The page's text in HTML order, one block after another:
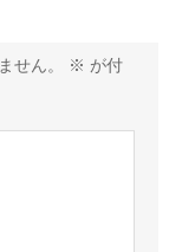
せん。 ※ が付